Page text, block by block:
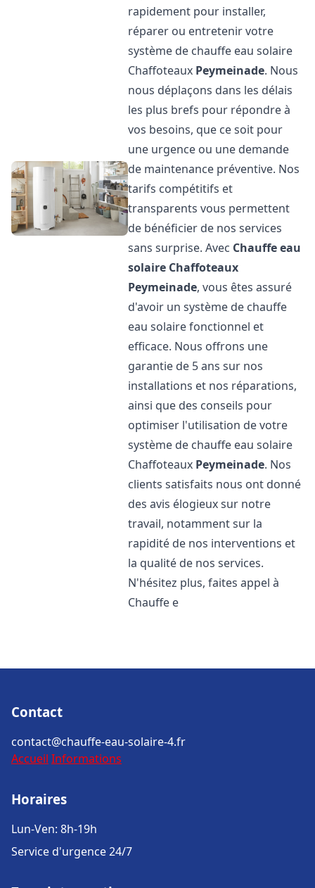
rapidement pour installer,
réparer ou entretenir votre
système de chauffe eau solaire
Chaffoteaux Peymeinade. Nous
nous déplaçons dans les délais
les plus brefs pour répondre à
vos besoins, que ce soit pour
une urgence ou une demande
de maintenance préventive. Nos
tarifs compétitifs et
transparents vous permettent
de bénéficier de nos services
sans surprise. Avec Chauffe eau
solaire Chaffoteaux
Peymeinade, vous êtes assuré
d'avoir un système de chauffe
eau solaire fonctionnel et
efficace. Nous offrons une
garantie de 5 ans sur nos
installations et nos réparations,
ainsi que des conseils pour
optimiser l'utilisation de votre
système de chauffe eau solaire
Chaffoteaux Peymeinade. Nos
clients satisfaits nous ont donné
des avis élogieux sur notre
travail, notamment sur la
rapidité de nos interventions et
la qualité de nos services.
N'hésitez plus, faites appel à
Chauffe e
Contact
contact@chauffe-eau-solaire-4.fr
Accueil Informations
Horaires
Lun-Ven: 8h-19h
Service d'urgence 24/7